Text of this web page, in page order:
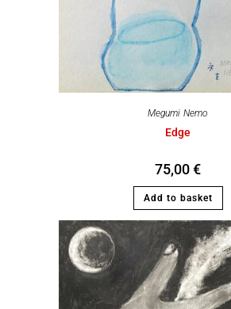
Megumi Nemo
Edge
75,00€
Add to basket